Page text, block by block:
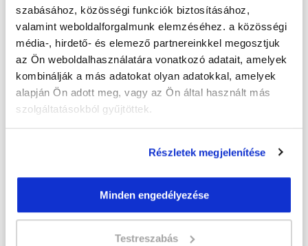
szabásához, közösségi funkciók biztosításához,
valamint weboldalforgalmunk elemzéséhez. a közösségi
média-, hirdető- és elemező partnereinkkel megosztjuk
az Ön weboldalhasználatára vonatkozó adatait, amelyek
kombinálják a más adatokat olyan adatokkal, amelyek
alapján Ön adott meg, vagy az Ön által használt más
szolgáltatásokból gyűjtöttek.
Részletek megjelenítése
Minden engedélyezése
Testreszabás
Töltsd ki adatlapunkat,
hogy eljuttathassuk Hozzád
INGYENES és MINDEN
KÖTELEZETTSÉGTŐL
MENTES tájékoztató
anyagunkat!
igazolványban szereplő
adatok alapján töltsd ki az
űrlapot!